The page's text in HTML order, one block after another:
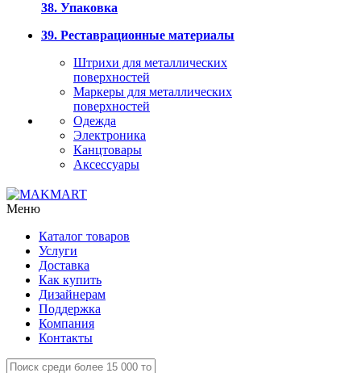
38. Упаковка
39. Реставрационные материалы
Штрихи для металлических
поверхностей
Маркеры для металлических
поверхностей
Одежда
Электроника
Канцтовары
Аксессуары
Меню
Каталог товаров
Услуги
Доставка
Как купить
Дизайнерам
Поддержка
Компания
Контакты